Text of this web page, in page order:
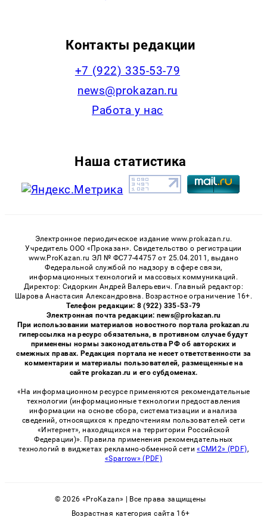
Контакты редакции
+7 (922) 335-53-79
news@prokazan.ru
Работа у нас
Наша статистика
Электронное периодическое издание www.prokazan.ru.
Учредитель ООО «Проказан». Cвидетельство о регистрации
www.ProKazan.ru ЭЛ № ФС77-44757 от 25.04.2011, выдано
Федеральной службой по надзору в сфере связи,
информационных технологий и массовых коммуникаций.
Директор: Сидоркин Андрей Валерьевич. Главный редактор:
Шарова Анастасия Александровна. Возрастное ограничение 16+.
Телефон редакции: 8 (922) 335-53-79
Электронная почта редакции: news@prokazan.ru
При использовании материалов новостного портала prokazan.ru
гиперссылка на ресурс обязательна, в противном случае будут
применены нормы законодательства РФ об авторских и
смежных правах. Редакция портала не несет ответственности за
комментарии и материалы пользователей, размещенные на
сайте prokazan.ru и его субдоменах.
«На информационном ресурсе применяются рекомендательные
технологии (информационные технологии предоставления
информации на основе сбора, систематизации и анализа
сведений, относящихся к предпочтениям пользователей сети
«Интернет», находящихся на территории Российской
Федерации)». Правила применения рекомендательных
технологий в виджетах рекламно-обменной сети«СМИ2» (PDF),
«Sparrow» (PDF)
© 2026 «ProKazan» | Все права защищены
Возрастная категория сайта 16+